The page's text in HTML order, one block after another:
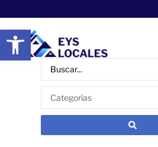
Abrir barra de herramientas